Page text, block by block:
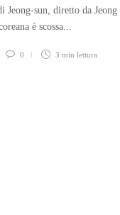
Jeong-sun, diretto da
è scossa...
0 3 min lettura